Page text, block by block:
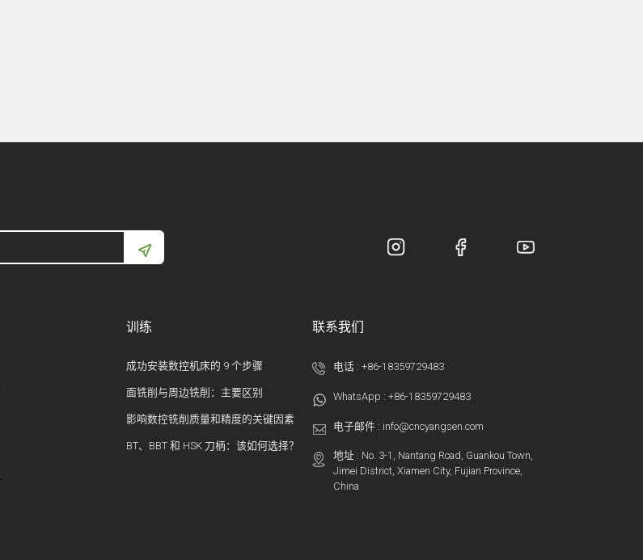
训练
成功安装数控机床的 9 个步骤
面铣削与周边铣削：主要区别
影响数控铣削质量和精度的关键因素
BT、BBT 和 HSK 刀柄：该如何选择？
联系我们
电话 :+86-18359729483
WhatsApp :+86-18359729483
电子邮件 : info@cncyangsen.com
地址 : No. 3-1, Nantang Road, Guankou Town,
Jimei District, Xiamen City, Fujian Province,
China